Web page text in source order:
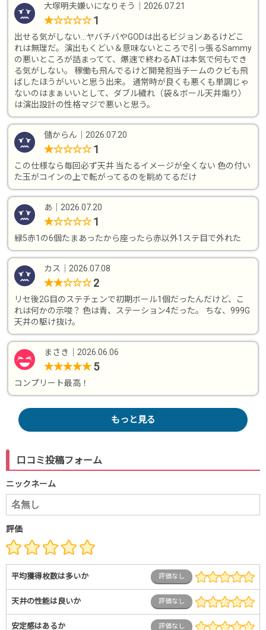
大塚明夫嫌いになりそう 2026.07.21
★☆☆☆☆ 1
出せる気がしない…ヤバチバやGODは出るビジョンあるけどこ
れは無理だ。演出もくどい＆意味ないところで引っ張るSammy
の悪いところが詰まってて、爆速で終わるATは本気で何もでき
る気がしない。 稼働も飛んでるけど開発担当チームのクビも飛
ばしたほうがいいと思う出来。 通常時が良くも悪くも単調じゃ
ないのはまぁいいとして、ダブル穢れ（袋＆ボール天井煽り）
は演出設計の性格マジで悪いと思う。
儲からん 2026.07.20
★☆☆☆☆ 1
この仕様なら毎回必ず天井 当たるイメージが全くない 色の付い
た玉がコインの上で転がってるのを眺めてるだけ
あ 2026.07.20
★☆☆☆☆ 1
緑5赤1の6個たまあったから座ったら赤以外1ステ目で外れた
カス 2026.07.08
★★☆☆☆ 2
リセ後2G目のステチェンで初期ボール1個だったんだけど、こ
れは何かの示唆？ 色は青、ステーション4だった。 ちな、999G
天井の駆け抜け。
まさき 2026.06.06
★★★★★ 5
コンプリート最高！
もっと見る
口コミ投稿フォーム
ニックネーム
評価
平均獲得枚数は多いか 評価なし
天井の性能は良いか 評価なし
安定感はあるか 評価なし